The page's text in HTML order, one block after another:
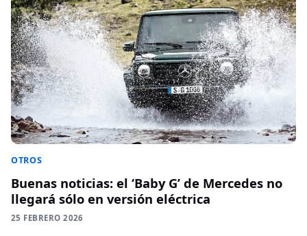
OTROS
Buenas noticias: el ‘Baby G’ de Mercedes no
llegará sólo en versión eléctrica
25 FEBRERO 2026